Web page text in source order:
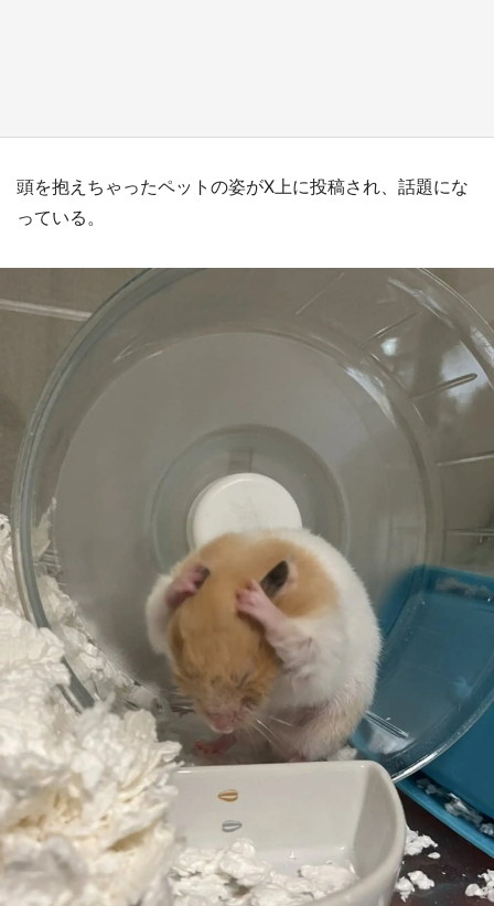
頭を抱えちゃったペットの姿がX上に投稿され、話題にな
っている。